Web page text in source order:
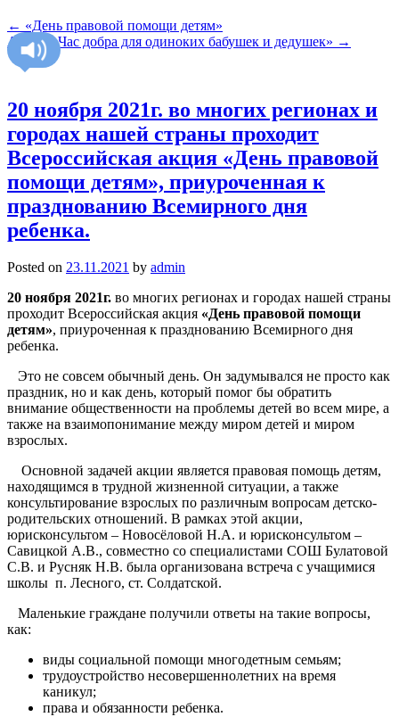
← «День правовой помощи детям»
Акция «Час добра для одиноких бабушек и дедушек» →
20 ноября 2021г. во многих регионах и
городах нашей страны проходит
Всероссийская акция «День правовой
помощи детям», приуроченная к
празднованию Всемирного дня
ребенка.
Posted on 23.11.2021 by admin
20 ноября 2021г. во многих регионах и городах нашей страны
проходит Всероссийская акция «День правовой помощи
детям», приуроченная к празднованию Всемирного дня
ребенка.
Это не совсем обычный день. Он задумывался не просто как
праздник, но и как день, который помог бы обратить
внимание общественности на проблемы детей во всем мире, а
также на взаимопонимание между миром детей и миром
взрослых.
Основной задачей акции является правовая помощь детям,
находящимся в трудной жизненной ситуации, а также
консультирование взрослых по различным вопросам детско-
родительских отношений. В рамках этой акции,
юрисконсультом – Новосёловой Н.А. и юрисконсультом –
Савицкой А.В., совместно со специалистами СОШ Булатовой
С.В. и Русняк Н.В. была организована встреча с учащимися
школы п. Лесного, ст. Солдатской.
Маленькие граждане получили ответы на такие вопросы,
как:
виды социальной помощи многодетным семьям;
трудоустройство несовершеннолетних на время
каникул;
права и обязанности ребенка.